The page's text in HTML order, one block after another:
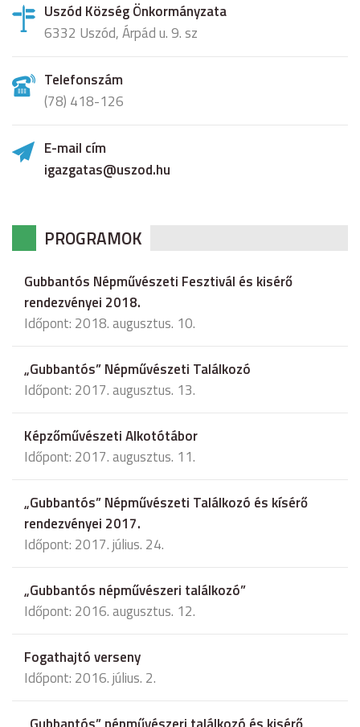
Uszód Község Önkormányzata
6332 Uszód, Árpád u. 9. sz
Telefonszám
(78) 418-126
E-mail cím
igazgatas@uszod.hu
PROGRAMOK
Gubbantós Népművészeti Fesztivál és kisérő
rendezvényei 2018.
Időpont: 2018. augusztus. 10.
„Gubbantós” Népművészeti Találkozó
Időpont: 2017. augusztus. 13.
Képzőművészeti Alkotótábor
Időpont: 2017. augusztus. 11.
„Gubbantós” Népművészeti Találkozó és kísérő
rendezvényei 2017.
Időpont: 2017. július. 24.
„Gubbantós népművészeri találkozó”
Időpont: 2016. augusztus. 12.
Fogathajtó verseny
Időpont: 2016. július. 2.